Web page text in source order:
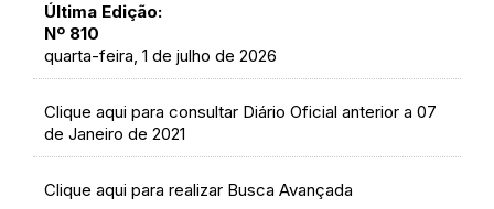
Última Edição:
Nº 810
quarta-feira, 1 de julho de 2026
Clique aqui para consultar Diário Oficial anterior a 07
de Janeiro de 2021
Clique aqui para realizar Busca Avançada